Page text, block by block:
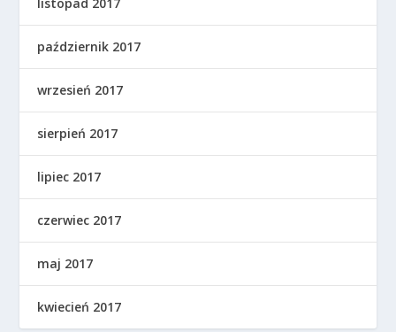
październik 2017
wrzesień 2017
sierpień 2017
lipiec 2017
czerwiec 2017
maj 2017
kwiecień 2017